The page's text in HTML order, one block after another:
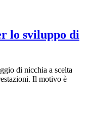
lo sviluppo di
di nicchia a scelta
Il motivo è